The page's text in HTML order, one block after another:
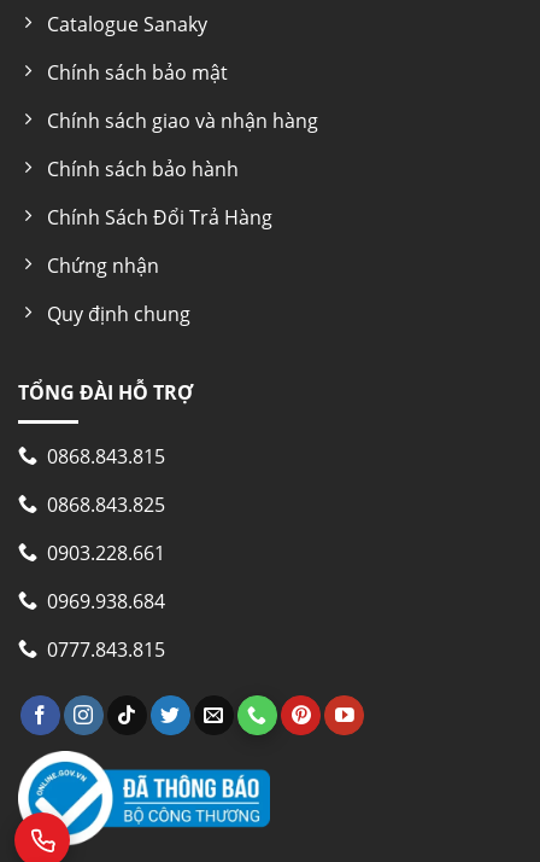
Catalogue Sanaky
Chính sách bảo mật
Chính sách giao và nhận hàng
Chính sách bảo hành
Chính Sách Đổi Trả Hàng
Chứng nhận
Quy định chung
TỔNG ĐÀI HỖ TRỢ
0868.843.815
0868.843.825
0903.228.661
0969.938.684
0777.843.815